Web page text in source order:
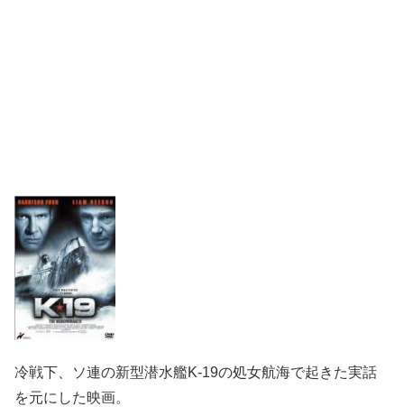
冷戦下、ソ連の新型潜水艦K-19の処女航海で起きた実話
を元にした映画。